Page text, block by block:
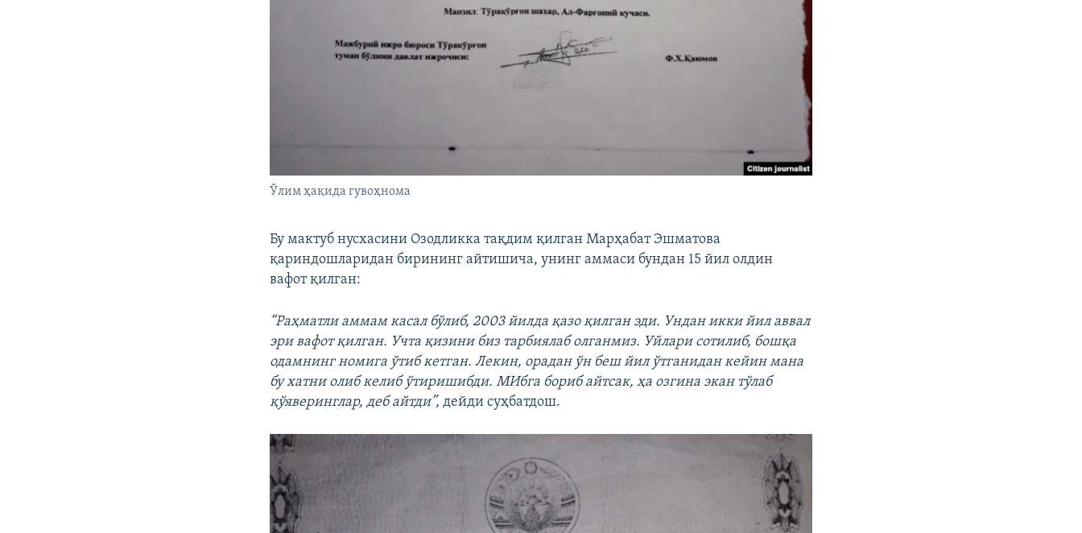
Ўлим ҳақида гувоҳнома
Бу мактуб нусхасини Озодликка тақдим қилган Марҳабат Эшматова
қариндошларидан бирининг айтишича, унинг аммаси бундан 15 йил олдин
вафот қилган:
“Раҳматли аммам касал бўлиб, 2003 йилда қазо қилган эди. Ундан икки йил аввал
эри вафот қилган. Учта қизини биз тарбиялаб олганмиз. Уйлари сотилиб, бошқа
одамнинг номига ўтиб кетган. Лекин, орадан ўн беш йил ўтганидан кейин мана
бу хатни олиб келиб ўтиришибди. МИбга бориб айтсак, ҳа озгина экан тўлаб
қўяверинглар, деб айтди”, дейди суҳбатдош.